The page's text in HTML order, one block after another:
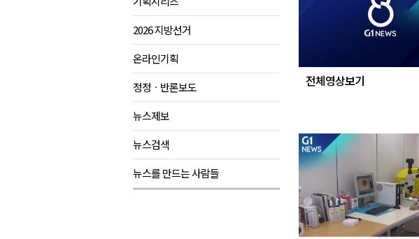
2026 지방선거
온라인기획
정정ㆍ반론보도
뉴스제보
뉴스검색
뉴스를 만드는 사람들
전체영상보기